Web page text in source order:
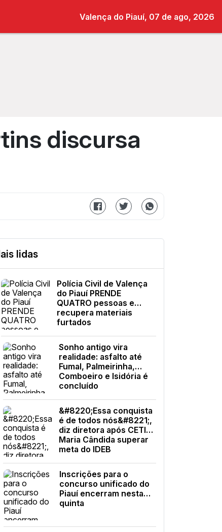
Valença do Piauí, 07 de ago, 2026
discursa
lidas
Polícia Civil de Valença
do Piauí PRENDE
QUATRO pessoas e
recupera materiais
furtados
Sonho antigo vira
realidade: asfalto até
Fumal, Palmeirinha,
Comboeiro e Isidória é
concluído
&#8220;Essa conquista
é de todos nós&#8221;,
diz diretora após CETI
Maria Cândida superar
meta do IDEB
Inscrições para o
concurso unificado do
Piauí encerram nesta
quinta